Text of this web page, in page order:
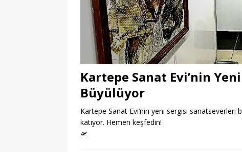
Kartepe Sanat Evi’nin
Büyülüyor
Kartepe Sanat Evi’nin yeni sergisi sanatseverleri
katıyor. Hemen keşfedin!
🛫